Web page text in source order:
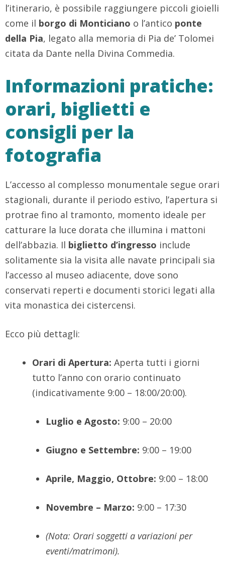
l’itinerario, è possibile raggiungere piccoli gioielli
come il borgo di Monticiano o l’antico ponte
della Pia, legato alla memoria di Pia de’ Tolomei
citata da Dante nella Divina Commedia.
Informazioni pratiche:
orari, biglietti e
consigli per la
fotografia
L’accesso al complesso monumentale segue orari
stagionali, durante il periodo estivo, l’apertura si
protrae fino al tramonto, momento ideale per
catturare la luce dorata che illumina i mattoni
dell’abbazia. Il biglietto d’ingresso include
solitamente sia la visita alle navate principali sia
l’accesso al museo adiacente, dove sono
conservati reperti e documenti storici legati alla
vita monastica dei cistercensi.
Ecco più dettagli:
Orari di Apertura: Aperta tutti i giorni
tutto l’anno con orario continuato
(indicativamente 9:00 – 18:00/20:00).
Luglio e Agosto: 9:00 – 20:00
Giugno e Settembre: 9:00 – 19:00
Aprile, Maggio, Ottobre: 9:00 – 18:00
Novembre – Marzo: 9:00 – 17:30
(Nota: Orari soggetti a variazioni per
eventi/matrimoni).